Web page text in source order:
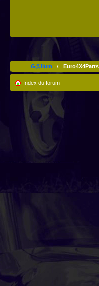
G@lium ‹ Euro4X4Parts
Index du forum